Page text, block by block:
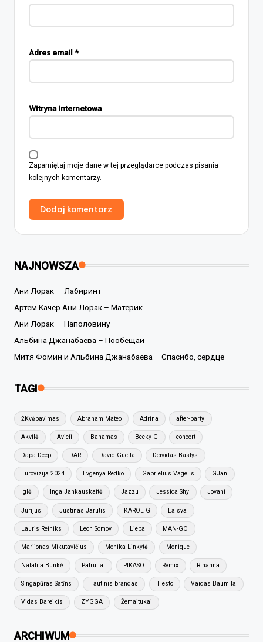
Adres email *
Witryna internetowa
Zapamiętaj moje dane w tej przeglądarce podczas pisania
kolejnych komentarzy.
NAJNOWSZA
Ани Лорак — Лабиринт
Артем Качер Ани Лорак – Материк
Ани Лорак — Наполовину
Альбина Джанабаева – Пообещай
Митя Фомин и Альбина Джанабаева – Спасибо, сердце
TAGI
2Kvėpavimas Abraham Mateo Adrina after-party
Akvilė Avicii Bahamas Becky G concert
Dapa Deep DAR David Guetta Deividas Bastys
Eurovizija 2024 Evgenya Redko Gabrielius Vagelis GJan
Iglė Inga Jankauskaitė Jazzu Jessica Shy Jovani
Jurijus Justinas Jarutis KAROL G Laisva
Lauris Reiniks Leon Somov Liepa MAN-GO
Marijonas Mikutavičius Monika Linkytė Monique
Natalija Bunkė Patruliai PIKASO Remix Rihanna
Singapūras Satīns Tautinis brandas Tiesto Vaidas Baumila
Vidas Bareikis ZYGGA Žemaitukai
ARCHIWUM